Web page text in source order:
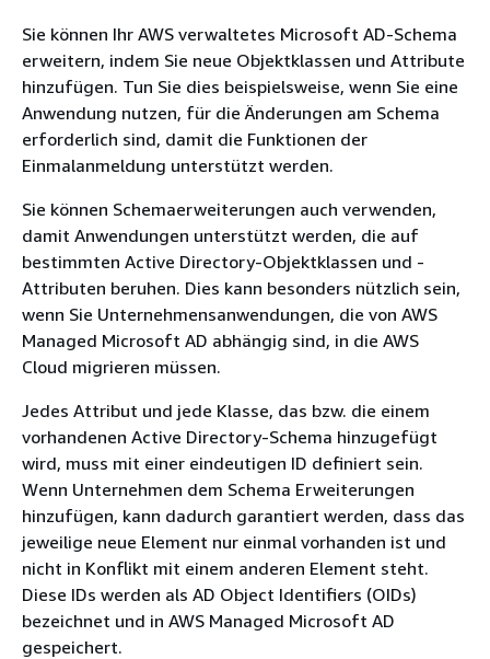
Sie können Ihr AWS verwaltetes Microsoft AD-Schema
erweitern, indem Sie neue Objektklassen und Attribute
hinzufügen. Tun Sie dies beispielsweise, wenn Sie eine
Anwendung nutzen, für die Änderungen am Schema
erforderlich sind, damit die Funktionen der
Einmalanmeldung unterstützt werden.
Sie können Schemaerweiterungen auch verwenden,
damit Anwendungen unterstützt werden, die auf
bestimmten Active Directory-Objektklassen und -
Attributen beruhen. Dies kann besonders nützlich sein,
wenn Sie Unternehmensanwendungen, die von AWS
Managed Microsoft AD abhängig sind, in die AWS
Cloud migrieren müssen.
Jedes Attribut und jede Klasse, das bzw. die einem
vorhandenen Active Directory-Schema hinzugefügt
wird, muss mit einer eindeutigen ID definiert sein.
Wenn Unternehmen dem Schema Erweiterungen
hinzufügen, kann dadurch garantiert werden, dass das
jeweilige neue Element nur einmal vorhanden ist und
nicht in Konflikt mit einem anderen Element steht.
Diese IDs werden als AD Object Identifiers (OIDs)
bezeichnet und in AWS Managed Microsoft AD
gespeichert.